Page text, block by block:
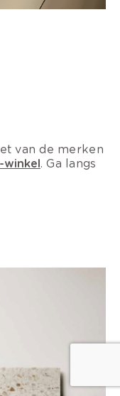
van de merken
winkel. Ga langs